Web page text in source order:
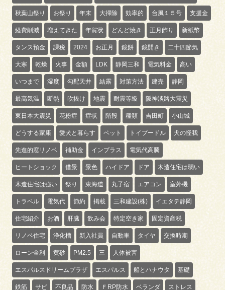
秋葉山祭り お祭り 年末 大掃除 効率的 台風１５号 支援金
経費削減 増えてきた 年賀状 どんど焼き 正月飾り 新紙幣
タンス預金 課税 2024 お正月 鏡餅 鏡開き 二十四節気
大寒 乾燥 火事 金額 LDK 静岡三和 電気料金 高い
いつまで 湿度 勾配天井 結露 対策方法 建売 静岡
最高気温 断熱 吹抜け 地震 耐震等級 阪神淡路大震災
東日本大震災 花粉症 症状 階段 種類 吉田町 小山城
どうする家康 愛犬と暮らす ペット トイプードル 犬の怪我
先進的窓リノベ 補助金 インプラス 電気代高騰
ヒートショック 借景 景色 ハイドア ドア 木造住宅は弱い
木造住宅は強い 祭り 東海道 丸子宿 エアコン 室外機
トラベル 電気代 節約 掲載 三和建設(株) イエタテ静岡
住宅紹介 お酒 肝臓 飲み会 特定空き家 固定資産税
リノベ住宅 浄化槽 新入社員 自動車 タイヤ 交換時期
ローン金利 黄砂 PM2.5 三 人体被害
エスパルスドリームプラザ エスパルス 船とハナウタ 基礎
鉄筋 サビ 不良品 防水 ＦRP防水 ベランダ ストレス